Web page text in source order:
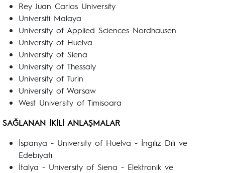
Rey Juan Carlos University
Universiti Malaya
University of Applied Sciences Nordhausen
University of Huelva
University of Siena
University of Thessaly
University of Turin
University of Warsaw
West University of Timisoara
SAĞLANAN İKİLİ ANLAŞMALAR
İspanya - University of Huelva - İngiliz Dili ve
Edebiyatı
İtalya - University of Siena - Elektronik ve